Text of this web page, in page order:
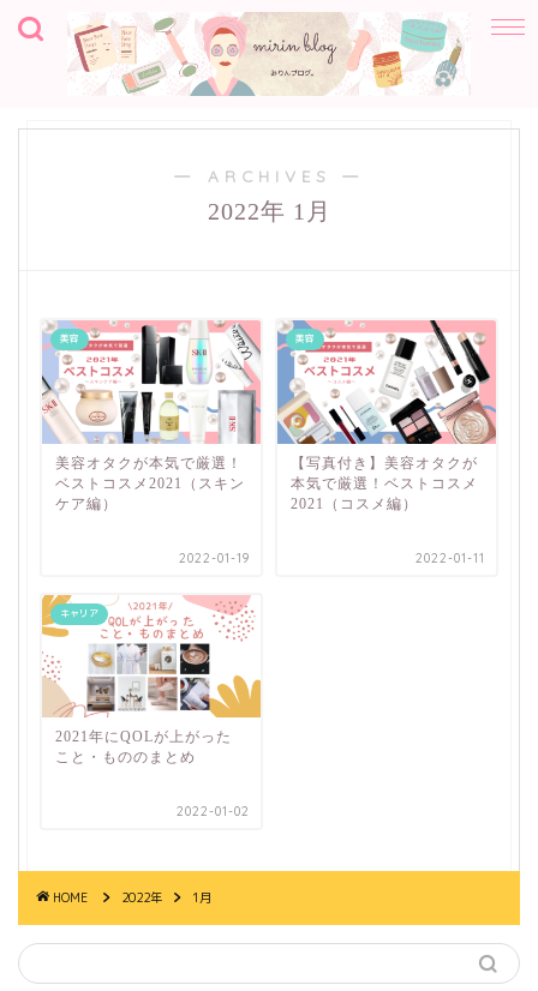
― ARCHIVES ―
2022年 1月
美容
美容オタクが本気で厳選！
ベストコスメ2021（スキン
ケア編）
2022-01-19
美容
【写真付き】美容オタクが
本気で厳選！ベストコスメ
2021（コスメ編）
2022-01-11
キャリア
2021年にQOLが上がった
こと・もののまとめ
2022-01-02
HOME 2022年 1月